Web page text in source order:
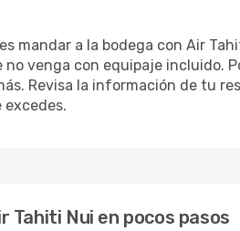
mandar a la bodega con Air
venga con equipaje incluido.
Revisa la información de tu
Tahiti Nui en pocos pasos